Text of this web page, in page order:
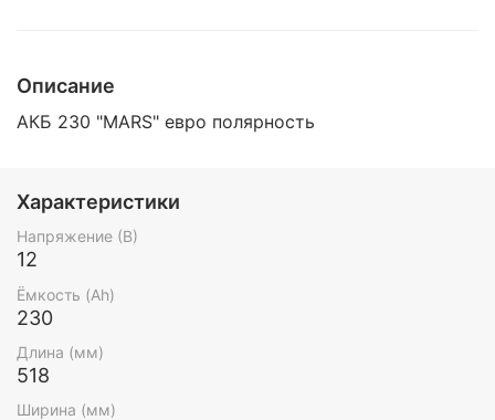
Описание
АКБ 230 "MARS" евро полярность
Характеристики
Напряжение (В)
12
Ёмкость (Ah)
230
Длина (мм)
518
Ширина (мм)